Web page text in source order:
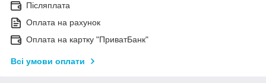
Післяплата
Оплата на рахунок
Оплата на картку "ПриватБанк"
Всі умови оплати